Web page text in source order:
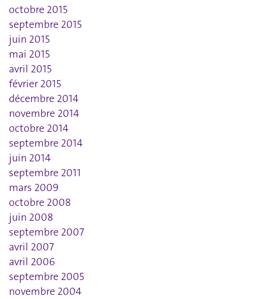
octobre 2015
septembre 2015
juin 2015
mai 2015
avril 2015
février 2015
décembre 2014
novembre 2014
octobre 2014
septembre 2014
juin 2014
septembre 2011
mars 2009
octobre 2008
juin 2008
septembre 2007
avril 2007
avril 2006
septembre 2005
novembre 2004